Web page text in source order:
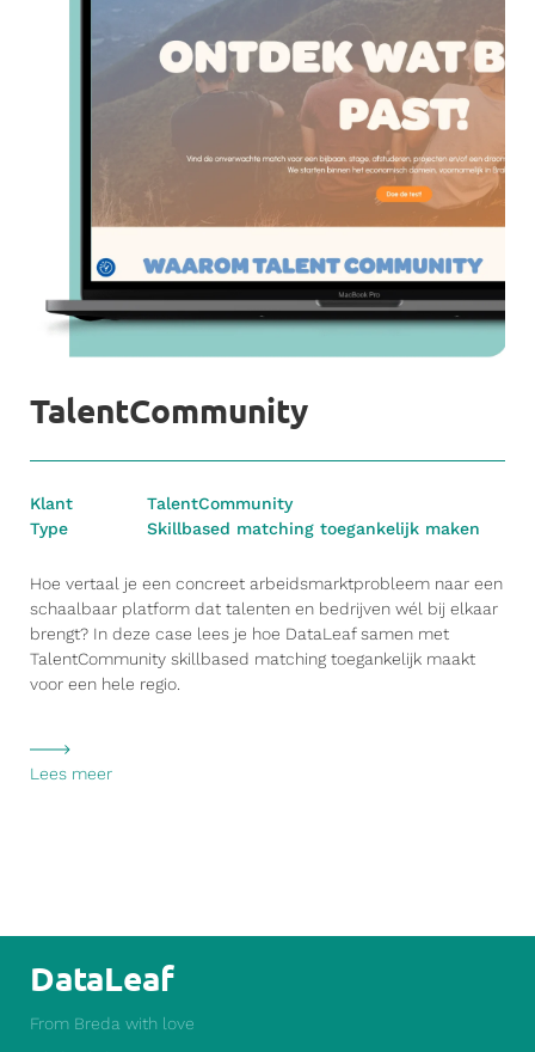
TalentCommunity
Klant
TalentCommunity
Type
Skillbased matching toegankelijk maken
Hoe vertaal je een concreet arbeidsmarktprobleem naar een
schaalbaar platform dat talenten en bedrijven wél bij elkaar
brengt? In deze case lees je hoe DataLeaf samen met
TalentCommunity skillbased matching toegankelijk maakt
voor een hele regio.
Lees meer
DataLeaf
From Breda with love